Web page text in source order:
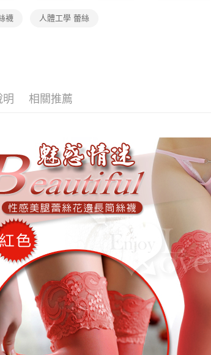
襪 人體工學 蕾絲
明 相關推薦